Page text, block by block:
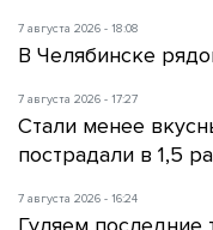
7 августа 2026 - 18:08
В Челябинске
7 августа 2026 - 17:27
Стали менее
пострадали в 1,5
7 августа 2026 - 16:24